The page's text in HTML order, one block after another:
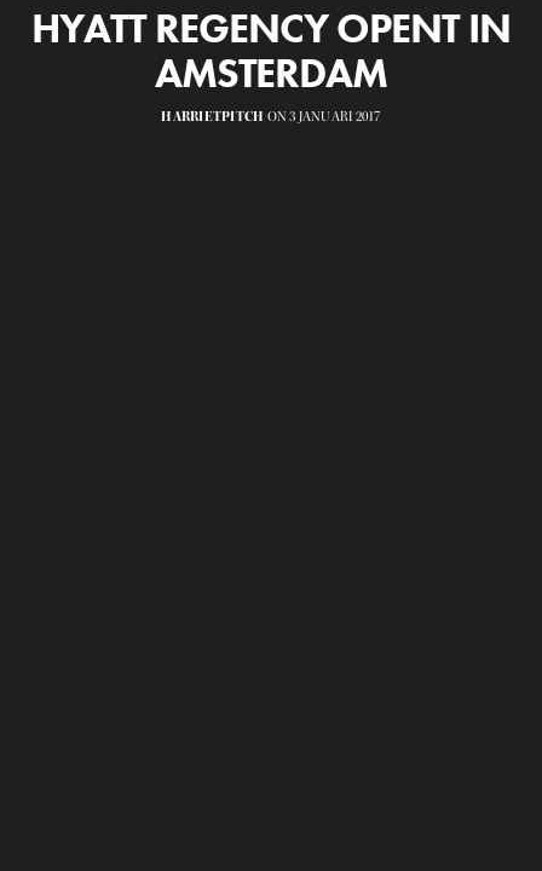
HYATT REGENCY OPENT IN
AMSTERDAM
HARRIETPITCH ON 3 JANUARI 2017